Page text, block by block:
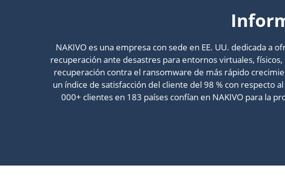
NAKIVO es una empresa con sede en EE. UU. dedicada
recuperación ante desastres para entornos virtuales,
recuperación contra el ransomware de más rápido
un índice de satisfacción del cliente del 98 % con respecto
000+ clientes en 183 países confían en NAKIVO para la